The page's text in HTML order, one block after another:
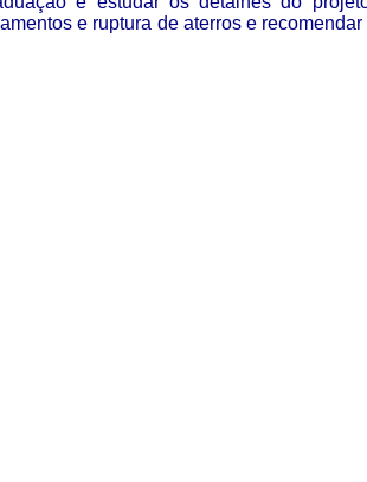
e ruptura de aterros e